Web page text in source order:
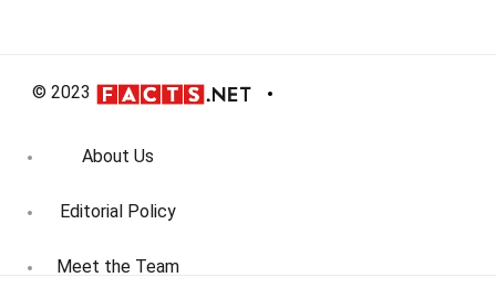
© 2023
About Us
Editorial Policy
Meet the Team